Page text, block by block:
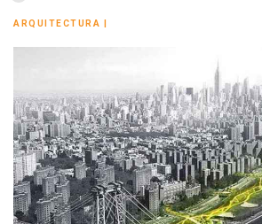
ARQUITECTURA